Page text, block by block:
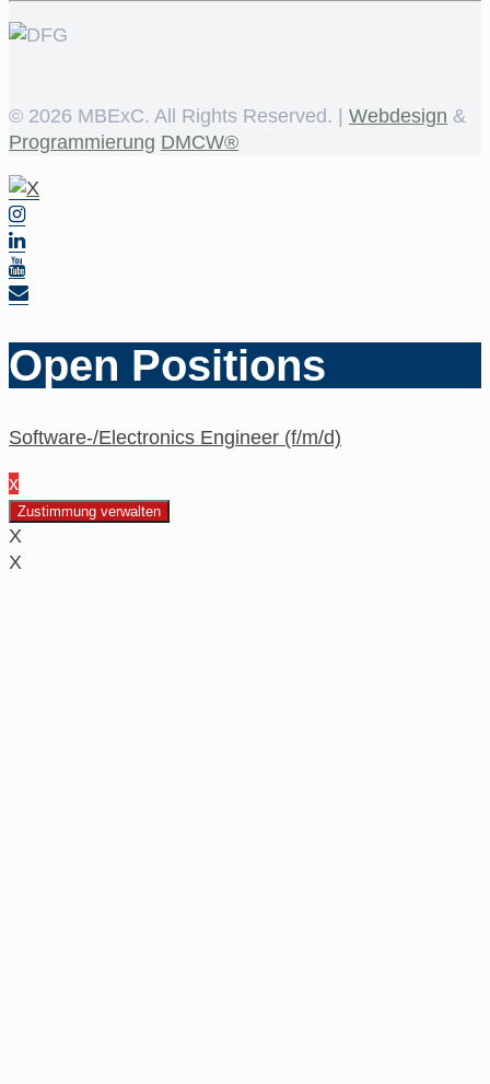
© 2026 MBExC. All Rights Reserved. | Webdesign &
Programmierung DMCW®
Open Positions
Software-/Electronics Engineer (f/m/d)
x
Zustimmung verwalten
X
X